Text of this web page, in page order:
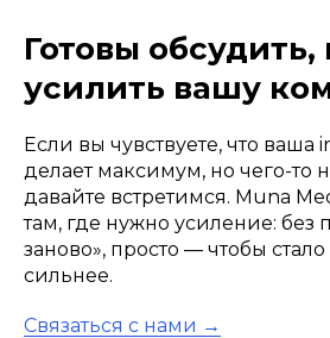
Готовы обсудить,
усилить вашу
Если вы чувствуете, что ваша
делает максимум, но чего-то
давайте встретимся. Muna
там, где нужно усиление: без
заново», просто — чтобы
сильнее.
Связаться с нами →